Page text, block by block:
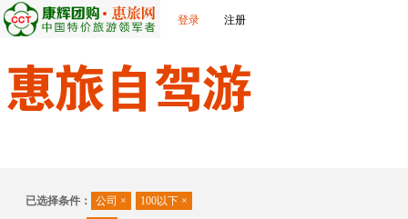
登录 注册
已选择条件： 公司 × 100以下 ×